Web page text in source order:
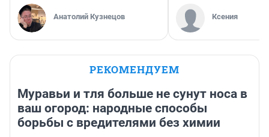
Анатолий Кузнецов Ксения
РЕКОМЕНДУЕМ
Муравьи и тля больше не сунут носа в
ваш огород: народные способы
борьбы с вредителями без химии